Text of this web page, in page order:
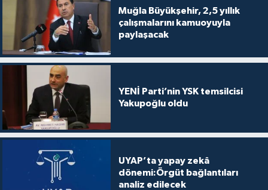
Muğla Büyükşehir, 2,5 yıllık
çalışmalarını kamuoyuyla
paylaşacak
YENİ Parti’nin YSK temsilcisi
Yakupoğlu oldu
UYAP’ta yapay zekâ
dönemi:Örgüt bağlantıları
analiz edilecek